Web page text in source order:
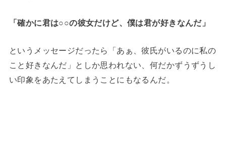
「確かに君は○○の彼女だけど、僕は君が好きなんだ」
というメッセージだったら「あぁ、彼氏がいるのに私の
こと好きなんだ」としか思われない、何だかずうずうし
い印象をあたえてしまうことにもなるんだ。